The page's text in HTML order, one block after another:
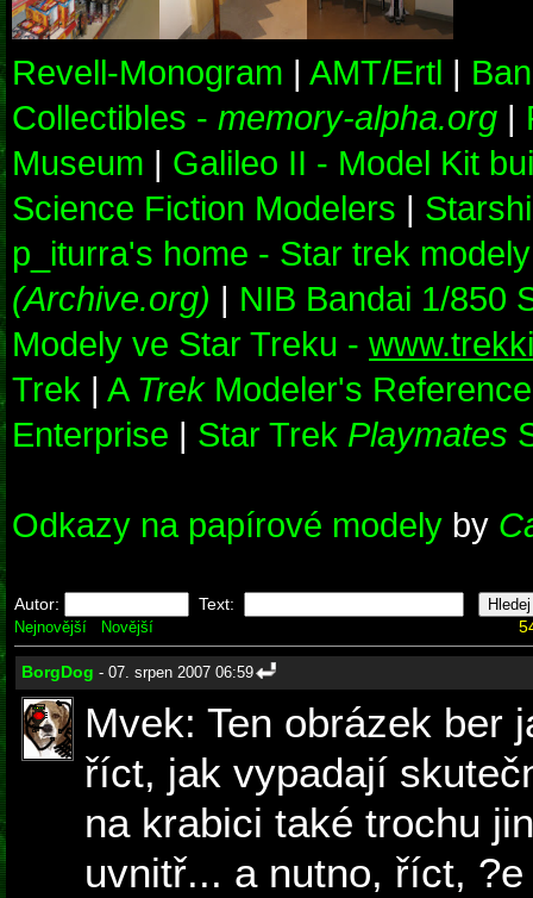
Revell-Monogram | AMT/Ertl |
Collectibles - memory-alpha.org |
Museum | Galileo II - Model Kit
Science Fiction Modelers |
p_iturra's home - Star trek
(Archive.org) | NIB Bandai 1/850
Modely ve Star Treku -
Trek | A TrekModeler's
Enterprise | Star Trek Playmates
Odkazy na papírové modely by
Autor: Text:
Nejnovější Novější
BorgDog - 07. srpen 2007 06:59
Mvek: Ten obrázek ber
říct, jak vypadají
na krabici také trochu
uvnitř... a nutno, říct,